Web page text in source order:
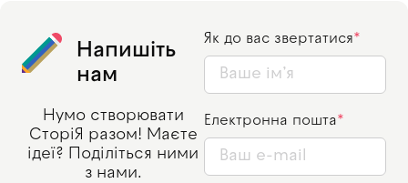
Напишіть
нам
Нумо створювати
СторіЯ разом! Маєте
ідеї? Поділіться ними
з нами.
Як до вас звертатися
Електронна пошта